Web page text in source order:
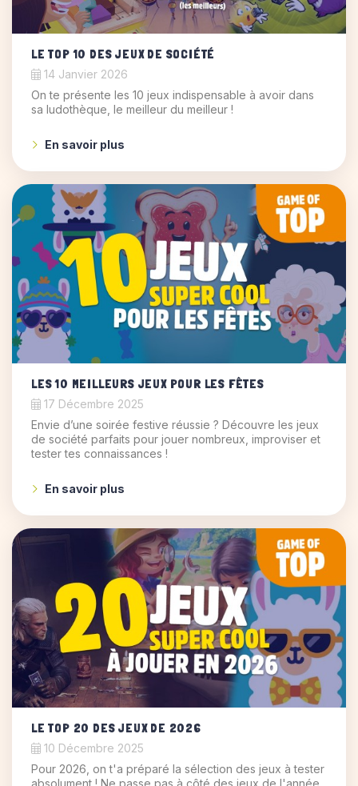
LE TOP 10 DES JEUX DE SOCIÉTÉ
14 Janvier 2026
On te présente les 10 jeux indispensable à avoir dans
sa ludothèque, le meilleur du meilleur !
En savoir plus
LES 10 MEILLEURS JEUX POUR LES FÊTES
17 Décembre 2025
Envie d’une soirée festive réussie ? Découvre les jeux
de société parfaits pour jouer nombreux, improviser et
tester tes connaissances !
En savoir plus
LE TOP 20 DES JEUX DE 2026
10 Décembre 2025
Pour 2026, on t'a préparé la sélection des jeux à tester
absolument ! Ne passe pas à côté des jeux de l'année